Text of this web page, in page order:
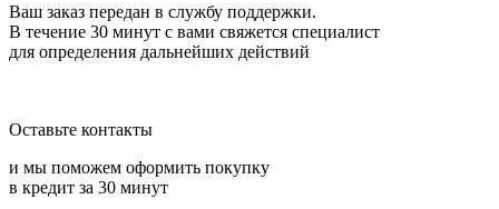
Ваш заказ передан в службу поддержки.
В течение 30 минут с вами свяжется специалист
для определения дальнейших действий
Оставьте контакты
и мы поможем оформить покупку
в кредит за 30 минут